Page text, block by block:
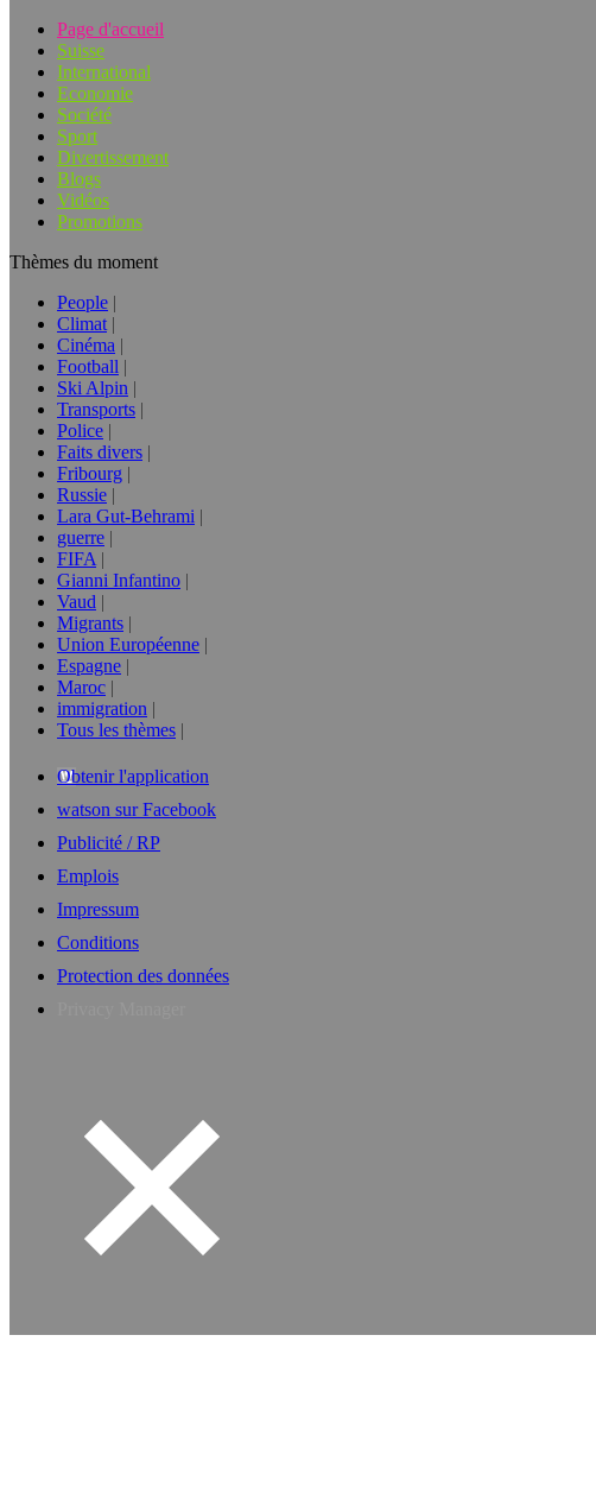
Page d'accueil
Suisse
International
Economie
Société
Sport
Divertissement
Blogs
Vidéos
Promotions
Thèmes du moment
People
Climat
Cinéma
Football
Ski Alpin
Transports
Police
Faits divers
Fribourg
Russie
Lara Gut-Behrami
guerre
FIFA
Gianni Infantino
Vaud
Migrants
Union Européenne
Espagne
Maroc
immigration
Tous les thèmes
Obtenir l'application
watson sur Facebook
Publicité / RP
Emplois
Impressum
Conditions
Protection des données